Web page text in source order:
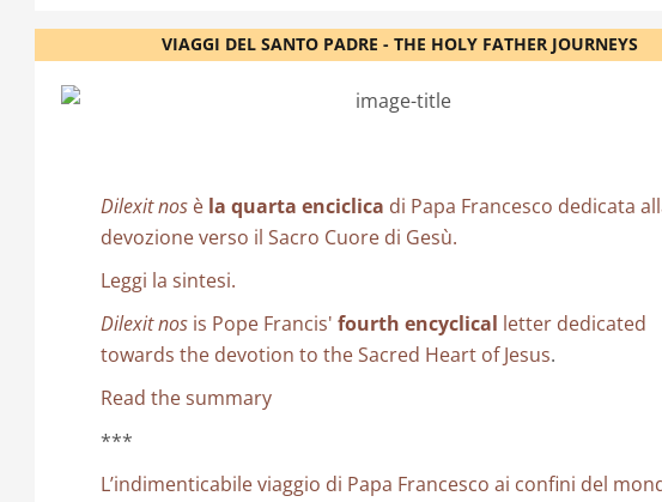
VIAGGI DEL SANTO PADRE - THE HOLY FATHER JOURNEYS
Dilexit nos è la quarta enciclica di Papa Francesco dedicata
devozione verso il Sacro Cuore di Gesù.
Leggi la sintesi.
Dilexit nos is Pope Francis' fourth encyclical letter dedicated
towards the devotion to the Sacred Heart of Jesus.
Read the summary
***
L’indimenticabile viaggio di Papa Francesco ai confini del